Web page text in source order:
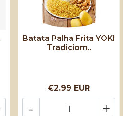
Batata Palha Frita YOKI
Tradiciom..
€2.99 EUR
+
-